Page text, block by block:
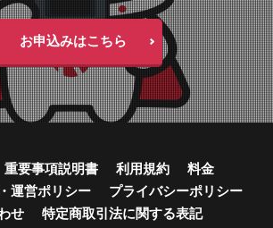
お申込みはこちら
重要事項説明書 利用規約
料金
運営ポリシー
プライバシーポリシー
せ
特定商取引法に関する表記